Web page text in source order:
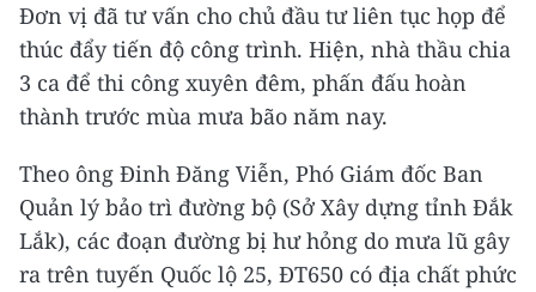
Đơn vị đã tư vấn cho chủ đầu tư liên tục họp để
thúc đẩy tiến độ công trình. Hiện, nhà thầu chia
3 ca để thi công xuyên đêm, phấn đấu hoàn
thành trước mùa mưa bão năm nay.
Theo ông Đinh Đăng Viễn, Phó Giám đốc Ban
Quản lý bảo trì đường bộ (Sở Xây dựng tỉnh Đắk
Lắk), các đoạn đường bị hư hỏng do mưa lũ gây
ra trên tuyến Quốc lộ 25, ĐT650 có địa chất phức